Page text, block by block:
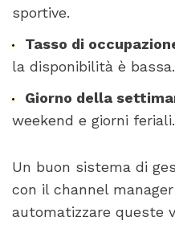
sportive.
Tasso di
la disponibilità è bassa.
Giorno della
weekend e giorni feriali.
Un buon sistema di
con il channel
automatizzare queste